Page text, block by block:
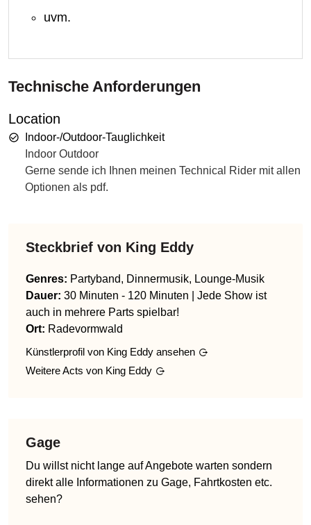
uvm.
Technische Anforderungen
Location
Indoor-/Outdoor-Tauglichkeit
Indoor Outdoor
Gerne sende ich Ihnen meinen Technical Rider mit allen
Optionen als pdf.
Steckbrief von King Eddy
Genres: Partyband, Dinnermusik, Lounge-Musik
Dauer: 30 Minuten - 120 Minuten | Jede Show ist
auch in mehrere Parts spielbar!
Ort: Radevormwald
Künstlerprofil von King Eddy ansehen
Weitere Acts von King Eddy
Gage
Du willst nicht lange auf Angebote warten sondern
direkt alle Informationen zu Gage, Fahrtkosten etc.
sehen?